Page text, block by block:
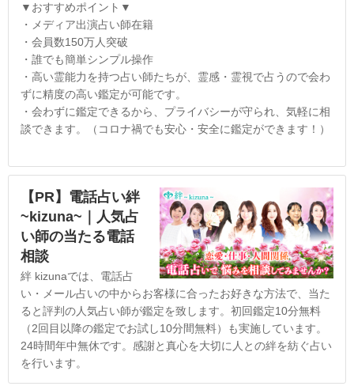
▼おすすめポイント▼
・メディア出演占い師在籍
・会員数150万人突破
・誰でも簡単シンプル操作
・高い霊能力を持つ占い師たちが、霊感・霊視で占うので会わ
ずに精度の高い鑑定が可能です。
・会わずに鑑定できるから、プライバシーが守られ、気軽に相
談できます。（コロナ禍でも安心・安全に鑑定ができます！）
【PR】電話占い絆
~kizuna~｜人気占
い師の当たる電話
相談
絆 kizunaでは、電話占
い・メール占いの中からお客様に合ったお好きな方法で、当た
ると評判の人気占い師が鑑定を致します。初回鑑定10分無料
（2回目以降の鑑定でお試し10分間無料）も実施しています。
24時間年中無休です。感謝と真心を大切に人との絆を紡ぐ占い
を行います。